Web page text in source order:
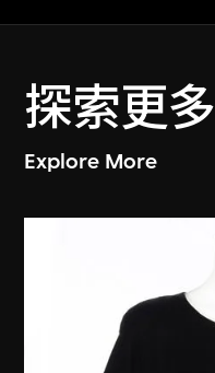
探索更多
Explore More